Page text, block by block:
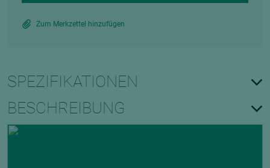
Zum Merkzettel hinzufügen
SPEZIFIKATIONEN
BESCHREIBUNG